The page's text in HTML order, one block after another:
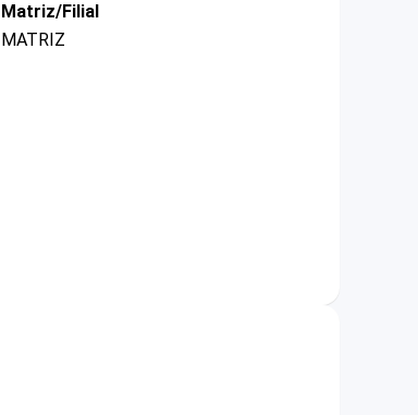
Matriz/Filial
MATRIZ